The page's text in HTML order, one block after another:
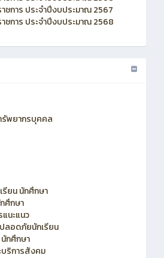
ชการ ประจำปีงบประมาณ 2567
ชการ ประจำปีงบประมาณ 2568
พยากรบุคคล
ยน นักศึกษา
ศึกษา
นะแนว
ลอดภัยนักเรียน
กศึกษา
บริการสังคม